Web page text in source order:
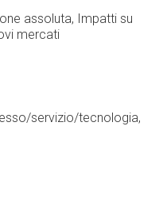
assoluta
Impatti su
mercati
servizio/tecnologia